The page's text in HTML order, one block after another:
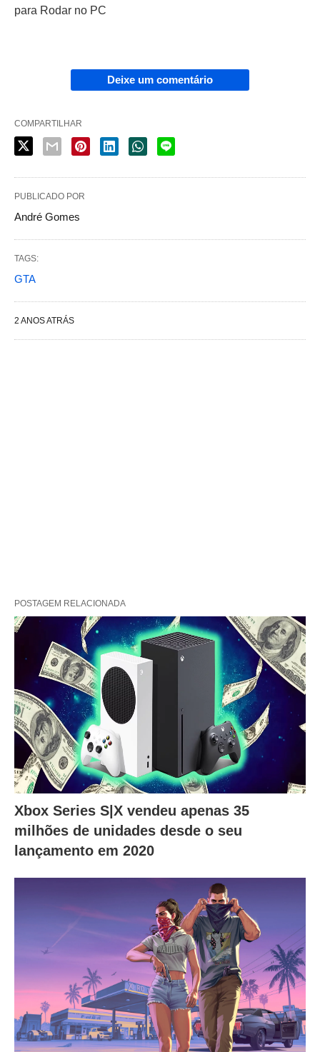
para Rodar no PC
Deixe um comentário
COMPARTILHAR
PUBLICADO POR
André Gomes
TAGS:
GTA
2 ANOS ATRÁS
POSTAGEM RELACIONADA
Xbox Series S|X vendeu apenas 35
milhões de unidades desde o seu
lançamento em 2020